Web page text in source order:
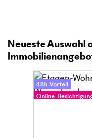
Neueste Auswahl
48h-Vorteil
Online-